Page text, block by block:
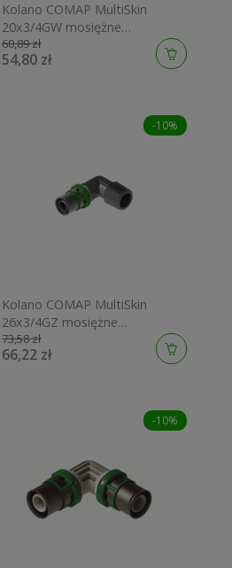
Kolano COMAP MultiSkin
20x3/4GW mosiężne
7090GW2034
60,89 zł
54,80 zł
-10%
Kolano COMAP MultiSkin
26x3/4GZ mosiężne
7092GW2634
73,58 zł
66,22 zł
-10%